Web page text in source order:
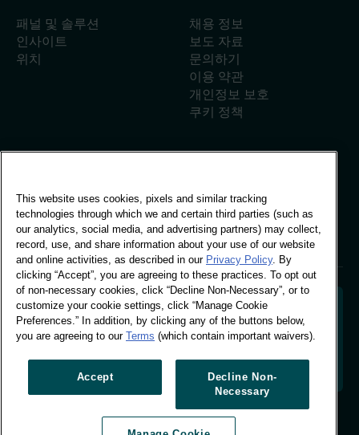
패널 및 솔루션
인사이트
위치
채용 정보
보도 자료
문의하기
이용 약관
개인정보 보호
쿠키 정책
비보 빌딩, 스탬퍼드 스트리
트 30번지, 런던
런던 SE1 9LQ
T +44 (0)207 076 9000
소비자 행동을 해독하여 브랜드의 미래를 설계합니다. 행
장을 주도합니다.
This website uses cookies, pixels and similar tracking
technologies through which we and certain third parties (such as
our analytics, social media, and advertising partners) may collect,
record, use, and share information about your use of our website
and online activities, as described in our Privacy Policy. By
clicking “Accept”, you are agreeing to these practices. To opt out
of non-necessary cookies, click “Decline Non-Necessary”, or to
customize your cookie settings, click “Manage Cookie
Preferences.” In addition, by clicking any of the buttons below,
you are agreeing to our Terms (which contain important waivers).
Accept
Decline Non-
Necessary